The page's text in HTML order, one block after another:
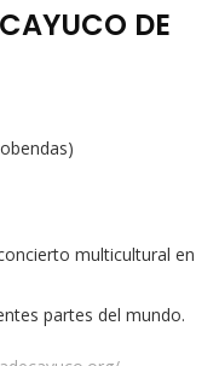
DE
multicultural en
partes del mundo.